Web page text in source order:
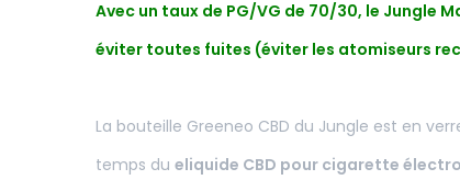
Avec un taux de PG/VG de 70/30, le Jungle
éviter toutes fuites (éviter les atomiseurs
La bouteille Greeneo CBD du Jungle est en
temps du eliquide CBD pour cigarette